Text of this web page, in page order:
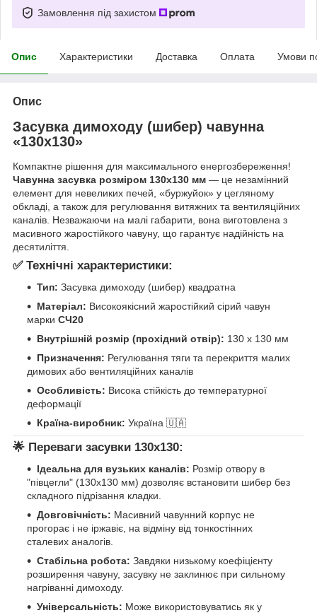
Замовлення під захистом
Опис Характеристики Доставка Оплата Умови
Опис
Засувка димоходу (шибер) чавунна
«130х130»
Компактне рішення для максимального енергозбереження!
Чавунна засувка розміром 130х130 мм — це незамінний
елемент для невеликих печей, «буржуйок» у цегляному
обкладі, а також для регулювання витяжних та вентиляційних
каналів. Незважаючи на малі габарити, вона виготовлена з
масивного жаростійкого чавуну, що гарантує надійність на
десятиліття.
✅ Технічні характеристики:
Тип: Засувка димоходу (шибер) квадратна
Матеріал: Високоякісний жаростійкий сірий чавун
марки СЧ20
Внутрішній розмір (прохідний отвір): 130 х 130 мм
Призначення: Регулювання тяги та перекриття малих
димових або вентиляційних каналів
Особливість: Висока стійкість до температурної
деформації
Країна-виробник: Україна 🇺🇦
🌟 Переваги засувки 130х130:
Ідеальна для вузьких каналів: Розмір отвору в
"півцегли" (130х130 мм) дозволяє встановити шибер без
складного підрізання кладки.
Довговічність: Масивний чавунний корпус не
прогорає і не іржавіє, на відміну від тонкостінних
сталевих аналогів.
Стабільна робота: Завдяки низькому коефіцієнту
розширення чавуну, засувку не заклинює при сильному
нагріванні димоходу.
Універсальність: Може використовуватись як у